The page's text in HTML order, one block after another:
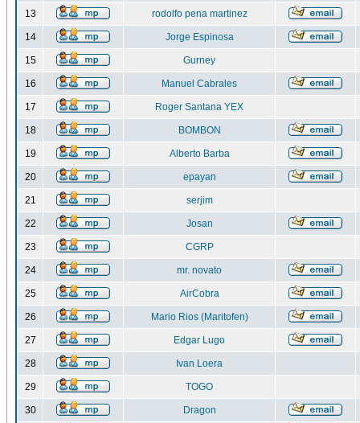
13 rodolfo pena martinez
14 Jorge Espinosa
15 Gurney
16 Manuel Cabrales
17 Roger Santana YEX
18 BOMBON
19 Alberto Barba
20 epayan
21 serjim
22 Josan
23 CGRP
24 mr. novato
25 AirCobra
26 Mario Rios (Maritofen)
27 Edgar Lugo
28 Ivan Loera
29 TOGO
30 Dragon